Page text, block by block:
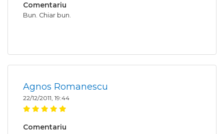
Comentariu
Bun. Chiar bun.
Agnos Romanescu
22/12/2011, 19:44
Comentariu